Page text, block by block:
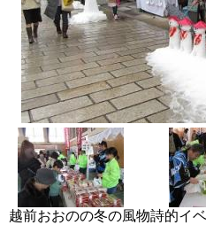
越前おおのの冬の風物詩的イ